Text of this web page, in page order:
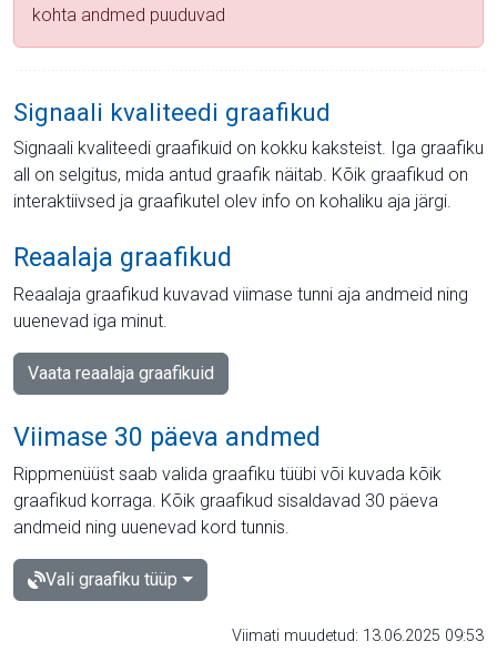
kohta andmed puuduvad
Signaali kvaliteedi graafikud
Signaali kvaliteedi graafikuid on kokku kaksteist. Iga graafiku
all on selgitus, mida antud graafik näitab. Kõik graafikud on
interaktiivsed ja graafikutel olev info on kohaliku aja järgi.
Reaalaja graafikud
Reaalaja graafikud kuvavad viimase tunni aja andmeid ning
uuenevad iga minut.
Vaata reaalaja graafikuid
Viimase 30 päeva andmed
Rippmenüüst saab valida graafiku tüübi või kuvada kõik
graafikud korraga. Kõik graafikud sisaldavad 30 päeva
andmeid ning uuenevad kord tunnis.
Vali graafiku tüüp
Viimati muudetud: 13.06.2025 09:53